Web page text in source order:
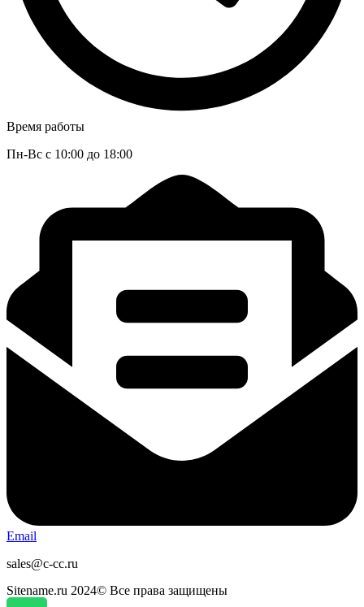
Время работы
Пн-Вс с 10:00 до 18:00
Email
sales@c-cc.ru
Sitename.ru 2024© Все права защищены